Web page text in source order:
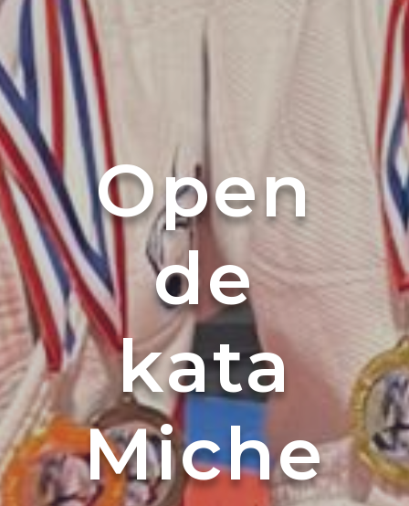
Open
de
kata
Miche